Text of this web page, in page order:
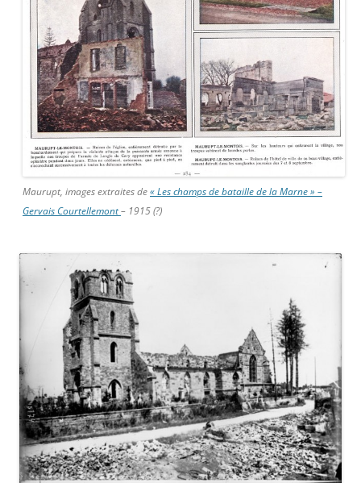
Maurupt, images extraites de« Les champs de bataille de la Marne » –
Gervais Courtellemont– 1915 (?)